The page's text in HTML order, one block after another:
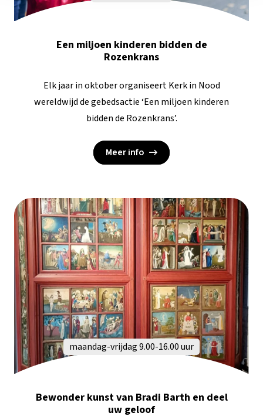
Een miljoen kinderen bidden de
Rozenkrans
Elk jaar in oktober organiseert Kerk in Nood
wereldwijd de gebedsactie ‘Een miljoen kinderen
bidden de Rozenkrans’.
Meer info
maandag-vrijdag 9.00-16.00 uur
Bewonder kunst van Bradi Barth en deel
uw geloof